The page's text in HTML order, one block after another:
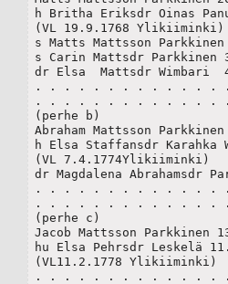
h Britha Eriksdr Oinas
(VL 19.9.1768 Ylikiiminki)
s Matts Mattsson
s Carin Mattsdr
dr Elsa  Mattsdr Wimbari
. . . . . . . . . . . . .
. . . . . . . . . . . . .
(perhe b)
Abraham Mattsson
h Elsa Staffansdr Karahka
(VL 7.4.1774Ylikiiminki)
dr Magdalena
. . . . . . . . . . . . .
. . . . . . . . . . . . .
(perhe c)
Jacob Mattsson Parkkinen
hu Elsa Pehrsdr Leskelä
(VL11.2.1778 Ylikiiminki)
. . . . . . . . . . . . .